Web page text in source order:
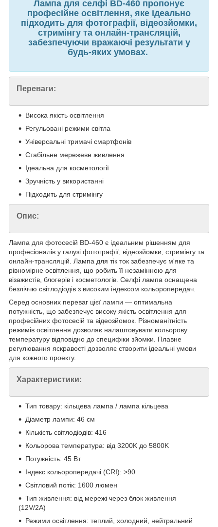
Лампа для селфі BD-460 пропонує
професійне освітлення, яке ідеально
підходить для фотографії, відеозйомки,
стримінгу та онлайн-трансляцій,
забезпечуючи вражаючі результати у
будь-яких умовах.
Переваги:
Висока якість освітлення
Регульовані режими світла
Універсальні тримачі смартфонів
Стабільне мережеве живлення
Ідеальна для косметології
Зручність у використанні
Підходить для стримінгу
Опис:
Лампа для фотосесій BD-460 є ідеальним рішенням для
професіоналів у галузі фотографії, відеозйомки, стримінгу та
онлайн-трансляцій. Лампа для тік ток забезпечує м'яке та
рівномірне освітлення, що робить її незамінною для
візажистів, блогерів і косметологів. Селфі лампа оснащена
безліччю світлодіодів з високим індексом кольоропередач.
Серед основних переваг цієї лампи — оптимальна
потужність, що забезпечує високу якість освітлення для
професійних фотосесій та відеозйомок. Різноманітність
режимів освітлення дозволяє налаштовувати кольорову
температуру відповідно до специфіки зйомки. Плавне
регулювання яскравості дозволяє створити ідеальні умови
для кожного проекту.
Характеристики:
Тип товару: кільцева лампа / лампа кільцева
Діаметр лампи: 46 см
Кількість світлодіодів: 416
Кольорова температура: від 3200K до 5800K
Потужність: 45 Вт
Індекс кольоропередачі (CRI): >90
Світловий потік: 1600 люмен
Тип живлення: від мережі через блок живлення
(12V/2A)
Режими освітлення: теплий, холодний, нейтральний